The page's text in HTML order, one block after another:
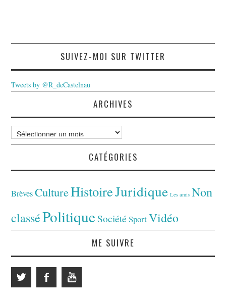
SUIVEZ-MOI SUR TWITTER
Tweets by @R_deCastelnau
ARCHIVES
Archives
CATÉGORIES
Brèves CultureHistoireJuridique Les amis Non
classéPolitiqueSociété SportVidéo
ME SUIVRE